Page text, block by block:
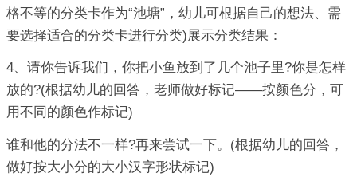
格不等的分类卡作为“池塘”，幼儿可根据自己的想法、需
要选择适合的分类卡进行分类)展示分类结果：
4、请你告诉我们，你把小鱼放到了几个池子里?你是怎样
放的?(根据幼儿的回答，老师做好标记——按颜色分，可
用不同的颜色作标记)
谁和他的分法不一样?再来尝试一下。(根据幼儿的回答，
做好按大小分的大小汉字形状标记)